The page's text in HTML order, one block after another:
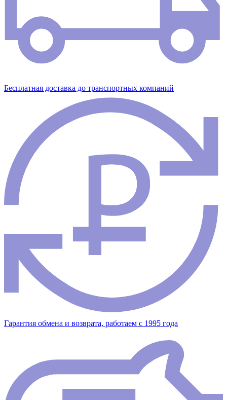
Бесплатная доставка до транспортных компаний
Гарантия обмена и возврата, работаем с 1995 года